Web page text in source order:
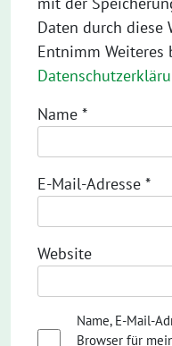
Daten durch diese
Entnimm Weiteres
Name *
E-Mail-Adresse *
Website
Name, E-Mail-
Browser für